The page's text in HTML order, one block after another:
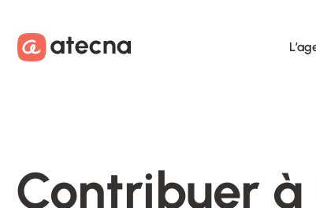
Contribuer à